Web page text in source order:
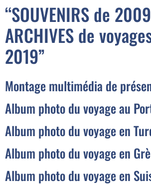
“SOUVENIRS de
ARCHIVES de
2019”
Montage multimédia de
Album photo du voyage au
Album photo du voyage en
Album photo du voyage en
Album photo du voyage en